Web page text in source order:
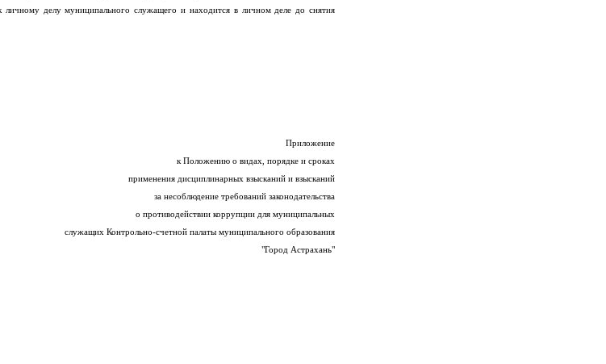
делу муниципального служащего и находится в личном деле до снятия
Приложение
к Положению о видах, порядке и сроках
применения дисциплинарных взысканий и взысканий
за несоблюдение требований законодательства
о противодействии коррупции для муниципальных
служащих Контрольно-счетной палаты муниципального образования
"Город Астрахань"